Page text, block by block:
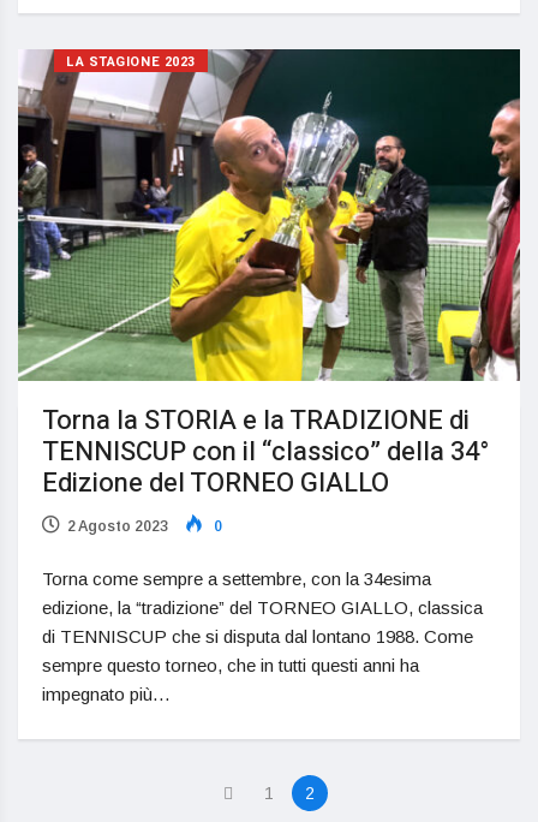
LA STAGIONE 2023
Torna la STORIA e la TRADIZIONE di
TENNISCUP con il “classico” della 34°
Edizione del TORNEO GIALLO
2 Agosto 2023 0
Torna come sempre a settembre, con la 34esima
edizione, la “tradizione” del TORNEO GIALLO, classica
di TENNISCUP che si disputa dal lontano 1988. Come
sempre questo torneo, che in tutti questi anni ha
impegnato più…
1 2